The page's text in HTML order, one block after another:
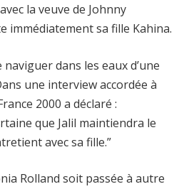
la veuve de Johnny
immédiatement sa fille Kahina.
naviguer dans les eaux d’une
une interview accordée à
2000 a déclaré :
que Jalil maintiendra le
avec sa fille.”
Rolland soit passée à autre